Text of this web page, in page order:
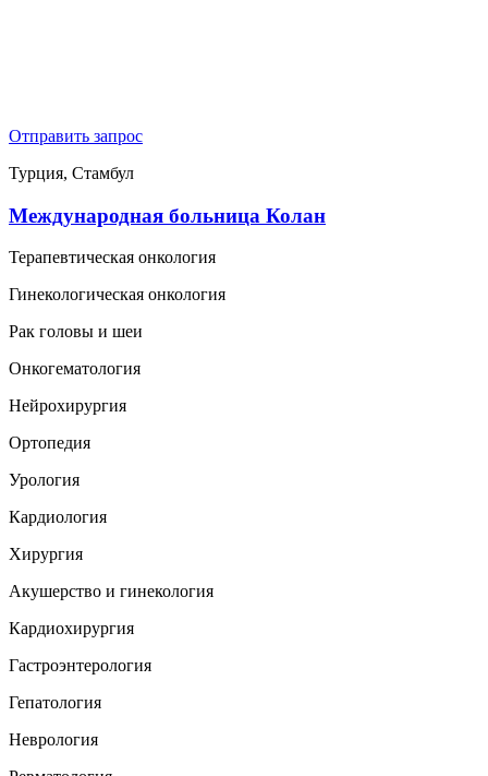
Отправить запрос
Турция, Стамбул
Международная больница Колан
Терапевтическая онкология
Гинекологическая онкология
Рак головы и шеи
Онкогематология
Нейрохирургия
Ортопедия
Урология
Кардиология
Хирургия
Акушерство и гинекология
Кардиохирургия
Гастроэнтерология
Гепатология
Неврология